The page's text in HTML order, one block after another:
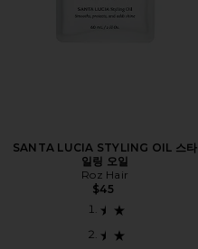
SANTA LUCIA STYLING OIL 스타
일링 오일
Roz Hair
$45